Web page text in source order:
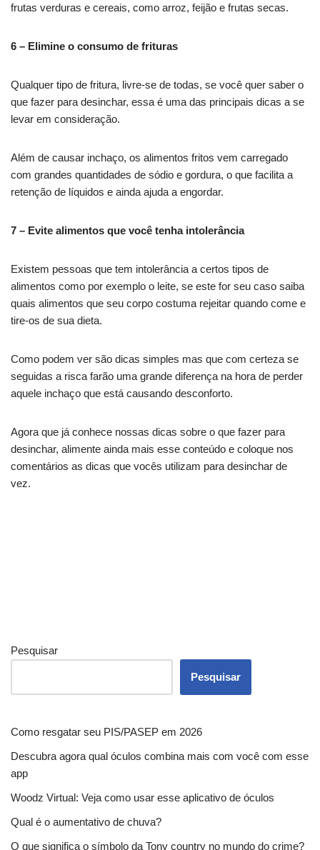
frutas verduras e cereais, como arroz, feijão e frutas secas.
6 – Elimine o consumo de frituras
Qualquer tipo de fritura, livre-se de todas, se você quer saber o
que fazer para desinchar, essa é uma das principais dicas a se
levar em consideração.
Além de causar inchaço, os alimentos fritos vem carregado
com grandes quantidades de sódio e gordura, o que facilita a
retenção de líquidos e ainda ajuda a engordar.
7 – Evite alimentos que você tenha intolerância
Existem pessoas que tem intolerância a certos tipos de
alimentos como por exemplo o leite, se este for seu caso saiba
quais alimentos que seu corpo costuma rejeitar quando come e
tire-os de sua dieta.
Como podem ver são dicas simples mas que com certeza se
seguidas a risca farão uma grande diferença na hora de perder
aquele inchaço que está causando desconforto.
Agora que já conhece nossas dicas sobre o que fazer para
desinchar, alimente ainda mais esse conteúdo e coloque nos
comentários as dicas que vocês utilizam para desinchar de
vez.
Pesquisar
Pesquisar
Como resgatar seu PIS/PASEP em 2026
Descubra agora qual óculos combina mais com você com esse
app
Woodz Virtual: Veja como usar esse aplicativo de óculos
Qual é o aumentativo de chuva?
O que significa o símbolo da Tony country no mundo do crime?